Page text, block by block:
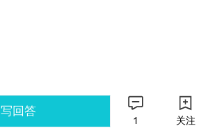
写回答
1 关注